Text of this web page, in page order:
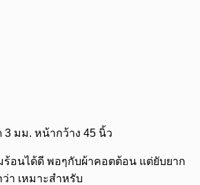
มม. หน้ากว้าง 45 นิ้ว
ร้อนได้ดี พอๆกับผ้าคอตต้อน แต่ยับยาก
ว่า เหมาะสำหรับ